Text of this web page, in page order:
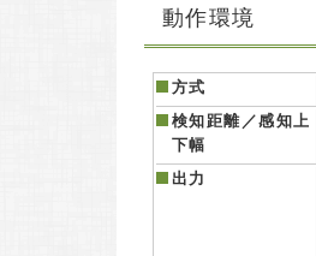
動作環境
方式
検知距離／感知上
下幅
出力